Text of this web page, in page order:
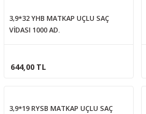
3,9*32 YHB MATKAP UÇLU SAÇ
VİDASI 1000 AD.
644,00 TL
3,9*19 RYSB MATKAP UÇLU SAÇ